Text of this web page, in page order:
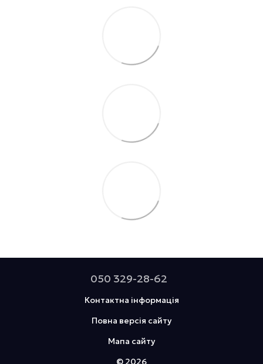
050 329-28-62
Контактна інформація
Повна версія сайту
Мапа сайту
© 2026